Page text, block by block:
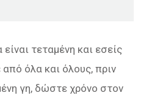
τεταμένη και εσείς
όλα και όλους, πριν
γη, δώστε χρόνο στον